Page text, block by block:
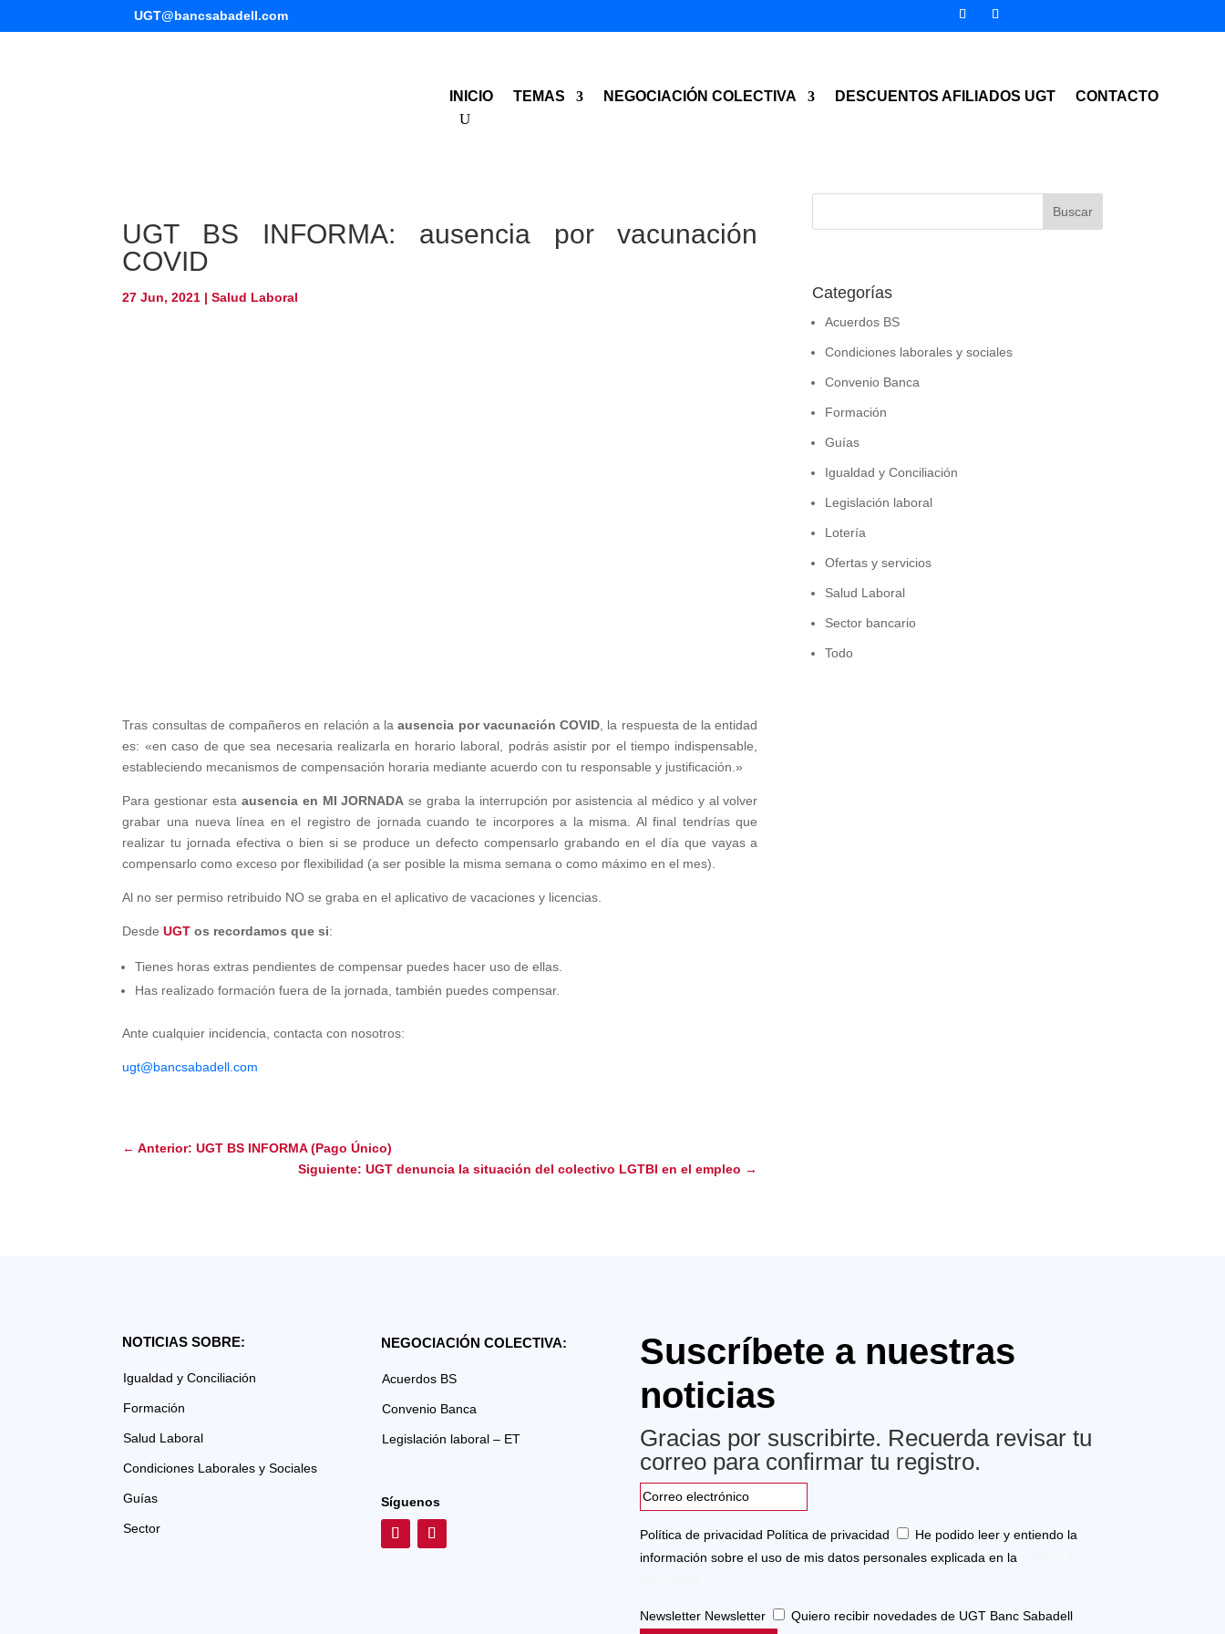
UGT@bancsabadell.com
INICIO TEMAS NEGOCIACIÓN COLECTIVA DESCUENTOS AFILIADOS UGT CONTACTO
UGT BS INFORMA: ausencia por vacunación
COVID
27 Jun, 2021 |Salud Laboral
Tras consultas de compañeros en relación a laausencia por vacunación COVID , la respuesta de la entidad
es: «en caso de que sea necesaria realizarla en horario laboral, podrás asistir por el tiempo indispensable,
estableciendo mecanismos de compensación horaria mediante acuerdo con tu responsable y justificación.»
Para gestionar esta ausencia en MI JORNADA se graba la interrupción por asistencia al médico y al volver
grabar una nueva línea en el registro de jornada cuando te incorpores a la misma. Al final tendrías que
realizar tu jornada efectiva o bien si se produce un defecto compensarlo grabando en el día que vayas a
compensarlo como exceso por flexibilidad (a ser posible la misma semana o como máximo en el mes).
Al no ser permiso retribuido NO se graba en el aplicativo de vacaciones y licencias.
DesdeUGT os recordamos que si:
Tienes horas extras pendientes de compensar puedes hacer uso de ellas.
Has realizado formación fuera de la jornada, también puedes compensar.
Ante cualquier incidencia, contacta con nosotros:
ugt@bancsabadell.com
←Anterior: UGT BS INFORMA (Pago Único)
Siguiente: UGT denuncia la situación del colectivo LGTBI en el empleo →
Categorías
Acuerdos BS
Condiciones laborales y sociales
Convenio Banca
Formación
Guías
Igualdad y Conciliación
Legislación laboral
Lotería
Ofertas y servicios
Salud Laboral
Sector bancario
Todo
NOTICIAS SOBRE:
Igualdad y Conciliación
Formación
Salud Laboral
Condiciones Laborales y Sociales
Guías
Sector
NEGOCIACIÓN COLECTIVA:
Acuerdos BS
Convenio Banca
Legislación laboral – ET
Síguenos
Suscríbete a nuestras
noticias
Gracias por suscribirte. Recuerda revisar tu
correo para confirmar tu registro.
Política de privacidad Política de privacidad
He podido leer y entiendo la
información sobre el uso de mis datos personales explicada en la
Newsletter Newsletter Quiero recibir novedades de UGT Banc Sabadell